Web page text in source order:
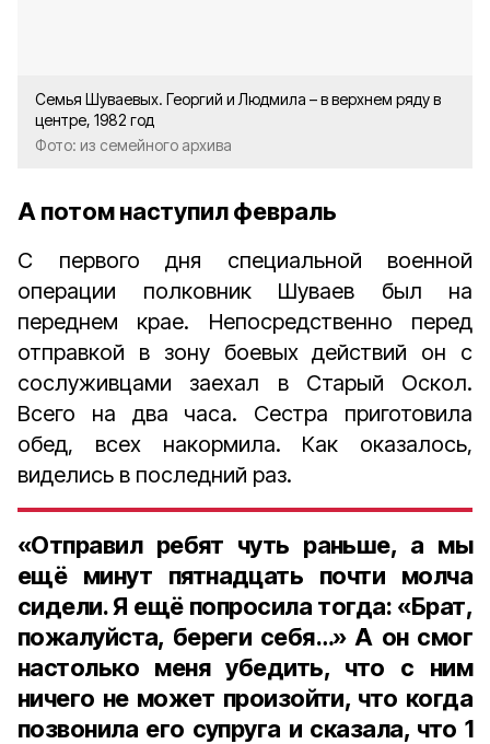
Семья Шуваевых. Георгий и Людмила – в верхнем ряду в
центре, 1982 год
Фото: из семейного архива
А потом наступил февраль
С первого дня специальной военной
операции полковник Шуваев был на
переднем крае. Непосредственно перед
отправкой в зону боевых действий он с
сослуживцами заехал в Старый Оскол.
Всего на два часа. Сестра приготовила
обед, всех накормила. Как оказалось,
виделись в последний раз.
«Отправил ребят чуть раньше, а мы
ещё минут пятнадцать почти молча
сидели. Я ещё попросила тогда: «Брат,
пожалуйста, береги себя…» А он смог
настолько меня убедить, что с ним
ничего не может произойти, что когда
позвонила его супруга и сказала, что 1